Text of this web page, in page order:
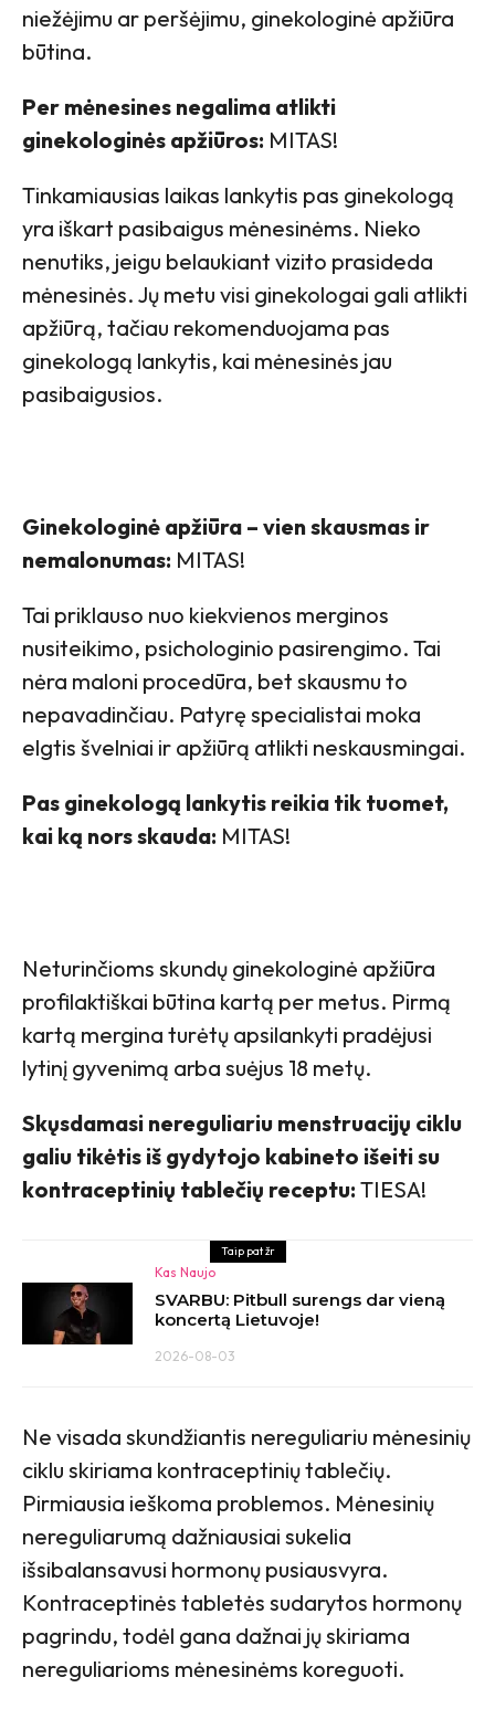
niežėjimu ar peršėjimu, ginekologinė apžiūra
būtina.
Per mėnesines negalima atlikti
ginekologinės apžiūros: MITAS!
Tinkamiausias laikas lankytis pas ginekologą
yra iškart pasibaigus mėnesinėms. Nieko
nenutiks, jeigu belaukiant vizito prasideda
mėnesinės. Jų metu visi ginekologai gali atlikti
apžiūrą, tačiau rekomenduojama pas
ginekologą lankytis, kai mėnesinės jau
pasibaigusios.
Ginekologinė apžiūra – vien skausmas ir
nemalonumas: MITAS!
Tai priklauso nuo kiekvienos merginos
nusiteikimo, psichologinio pasirengimo. Tai
nėra maloni procedūra, bet skausmu to
nepavadinčiau. Patyrę specialistai moka
elgtis švelniai ir apžiūrą atlikti neskausmingai.
Pas ginekologą lankytis reikia tik tuomet,
kai ką nors skauda: MITAS!
Neturinčioms skundų ginekologinė apžiūra
profilaktiškai būtina kartą per metus. Pirmą
kartą mergina turėtų apsilankyti pradėjusi
lytinį gyvenimą arba suėjus 18 metų.
Skųsdamasi nereguliariu menstruacijų ciklu
galiu tikėtis iš gydytojo kabineto išeiti su
kontraceptinių tablečių receptu: TIESA!
Taip pat žr
Kas Naujo
SVARBU: Pitbull surengs dar vieną
koncertą Lietuvoje!
2026-08-03
Ne visada skundžiantis nereguliariu mėnesinių
ciklu skiriama kontraceptinių tablečių.
Pirmiausia ieškoma problemos. Mėnesinių
nereguliarumą dažniausiai sukelia
išsibalansavusi hormonų pusiausvyra.
Kontraceptinės tabletės sudarytos hormonų
pagrindu, todėl gana dažnai jų skiriama
nereguliarioms mėnesinėms koreguoti.